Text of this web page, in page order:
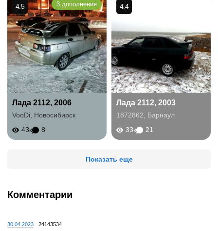
Лада 2112, 2006
VooDi
Новосибирск
43к
8
4.5 3 дополнения
Лада 2112, 2003
1872862
Барнаул
33к
21
4.4
Показать еще
Комментарии
30.04.2023 24143534